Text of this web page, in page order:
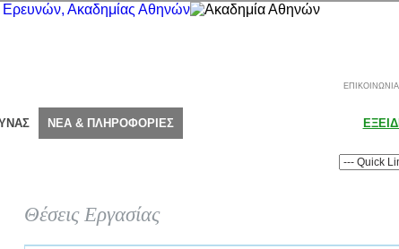
ΕΠΙΚΟΙΝΩΝΙΑ
ΝΕΑ & ΠΛΗΡΟΦΟΡΙΕΣ
Θέσεις Εργασίας